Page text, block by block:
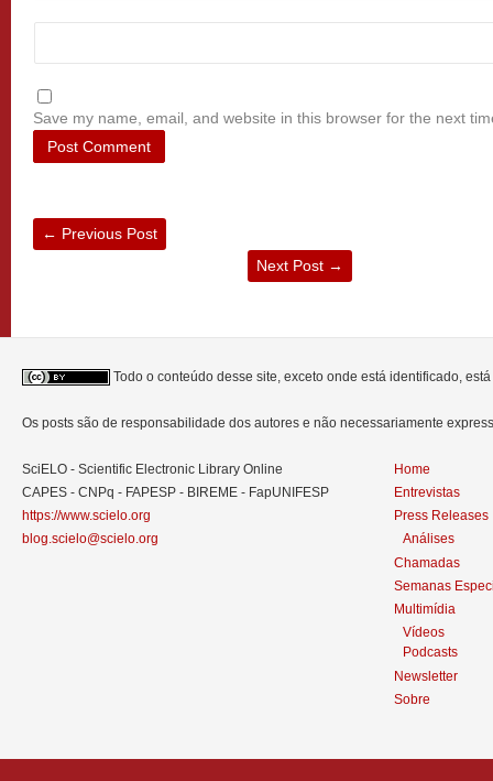
Save my name, email, and website in this browser for the next
← Previous Post
Next Post →
Todo o conteúdo desse site, exceto onde está identificado,
Os posts são de responsabilidade dos autores e não necessariamente
SciELO - Scientific Electronic Library Online
CAPES - CNPq - FAPESP - BIREME - FapUNIFESP
https://www.scielo.org
blog.scielo@scielo.org
Home
Entrevistas
Press Releases
Análises
Chamadas
Semanas
Multimídia
Vídeos
Podcasts
Newsletter
Sobre